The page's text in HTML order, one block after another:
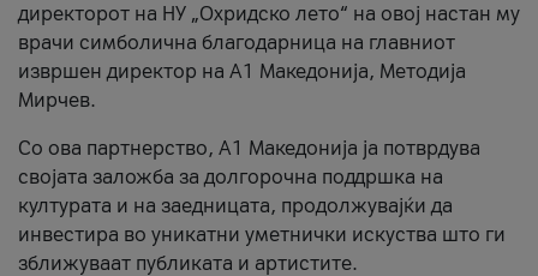
директорот на НУ „Охридско лето“ на овој настан му
врачи симболична благодарница на главниот
извршен директор на A1 Македонија, Методија
Мирчев.
Со ова партнерство, A1 Македонија ја потврдува
својата заложба за долгорочна поддршка на
културата и на заедницата, продолжувајќи да
инвестира во уникатни уметнички искуства што ги
зближуваат публиката и артистите.